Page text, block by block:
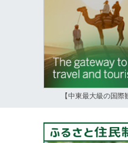
【中東最大級の国際